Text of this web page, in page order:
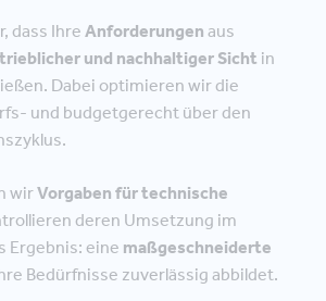
dass Ihre Anforderungen aus
und nachhaltiger Sicht in
Dabei optimieren wir die
und budgetgerecht über den
wirVorgaben für technische
deren Umsetzung im
Ergebnis: eine maßgeschneiderte
Bedürfnisse zuverlässig abbildet.